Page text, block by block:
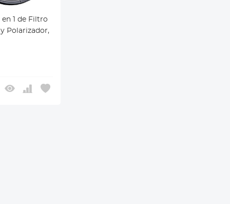
1 de Filtro
Polarizador,